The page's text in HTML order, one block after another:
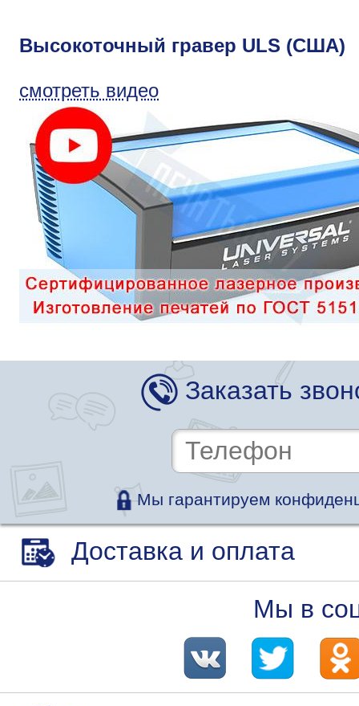
Высокоточный гравер ULS (США)
смотреть видео
Заказать
Мы гарантируем
Доставка и оплата
Мы в